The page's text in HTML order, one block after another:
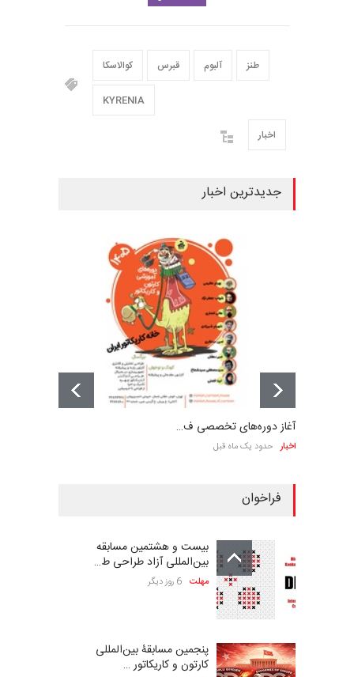
کوالاسکا قبرس آلبوم طنز
KYRENIA
اخبار
جدیدترین اخبار
آغاز دوره‌های تخصصی ف…
اخبار حدود یک ماه قبل
فراخوان
بیست و هشتمین مسابقه
بین‌المللی آزاد طراحی ط…
مهلت 6 روز دیگر
پنجمین مسابقۀ بین‌المللی
کارتون و کاریکاتور …